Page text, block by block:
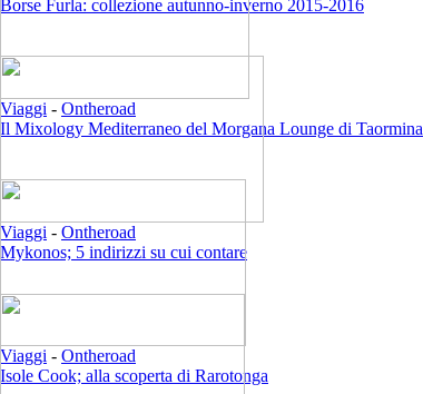
Borse Furla: collezione autunno-inverno 2015-2016
Viaggi - Ontheroad
Il Mixology Mediterraneo del Morgana Lounge di Taormina
Viaggi - Ontheroad
Mykonos; 5 indirizzi su cui contare
Viaggi - Ontheroad
Isole Cook; alla scoperta di Rarotonga